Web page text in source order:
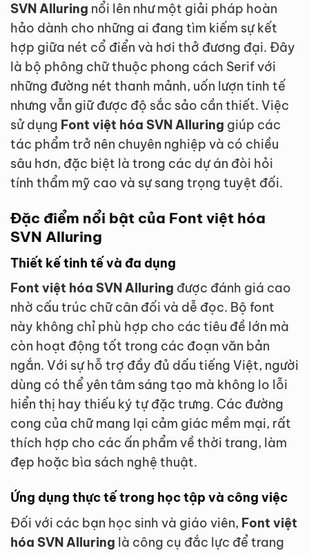
SVN Alluring nổi lên như một giải pháp hoàn
hảo dành cho những ai đang tìm kiếm sự kết
hợp giữa nét cổ điển và hơi thở đương đại. Đây
là bộ phông chữ thuộc phong cách Serif với
những đường nét thanh mảnh, uốn lượn tinh tế
nhưng vẫn giữ được độ sắc sảo cần thiết. Việc
sử dụng Font việt hóa SVN Alluring giúp các
tác phẩm trở nên chuyên nghiệp và có chiều
sâu hơn, đặc biệt là trong các dự án đòi hỏi
tính thẩm mỹ cao và sự sang trọng tuyệt đối.
Đặc điểm nổi bật của Font việt hóa
SVN Alluring
Thiết kế tinh tế và đa dụng
Font việt hóa SVN Alluring được đánh giá cao
nhờ cấu trúc chữ cân đối và dễ đọc. Bộ font
này không chỉ phù hợp cho các tiêu đề lớn mà
còn hoạt động tốt trong các đoạn văn bản
ngắn. Với sự hỗ trợ đầy đủ dấu tiếng Việt, người
dùng có thể yên tâm sáng tạo mà không lo lỗi
hiển thị hay thiếu ký tự đặc trưng. Các đường
cong của chữ mang lại cảm giác mềm mại, rất
thích hợp cho các ấn phẩm về thời trang, làm
đẹp hoặc bìa sách nghệ thuật.
Ứng dụng thực tế trong học tập và công việc
Đối với các bạn học sinh và giáo viên, Font việt
hóa SVN Alluring là công cụ đắc lực để trang